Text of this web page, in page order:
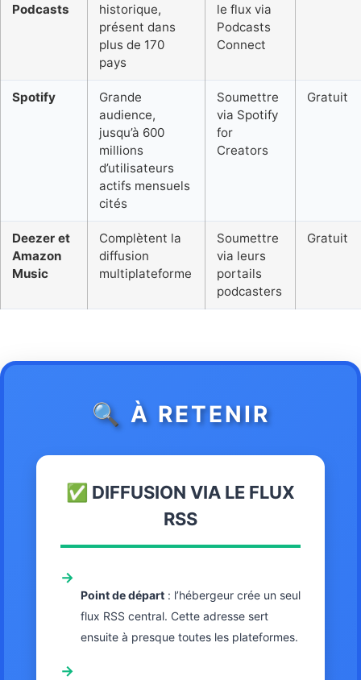
Podcasts
historique,
présent dans
plus de 170
pays
le flux via
Podcasts
Connect
Spotify
Grande
audience,
jusqu’à 600
millions
d’utilisateurs
actifs mensuels
cités
Soumettre
via Spotify
for
Creators
Gratuit
Deezer et
Amazon
Music
Complètent la
diffusion
multiplateforme
Soumettre
via leurs
portails
podcasters
Gratuit
🔍 À RETENIR
✅ DIFFUSION VIA LE FLUX
RSS
→
Point de départ : l’hébergeur crée un seul
flux RSS central. Cette adresse sert
ensuite à presque toutes les plateformes.
→